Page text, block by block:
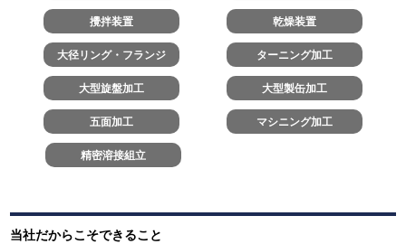
攪拌装置 乾燥装置
大径リング・フランジ ターニング加工
大型旋盤加工 大型製缶加工
五面加工 マシニング加工
精密溶接組立
当社だからこそできること